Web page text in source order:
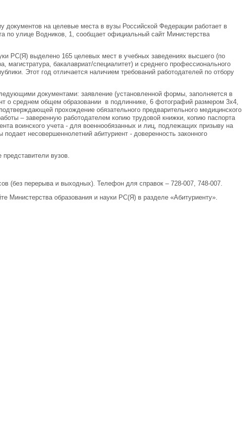
документов на целевые места в вузы Российской Федерации работает в
по улице Водников, 1, сообщает официальный сайт Министерства
РС(Я) выделено 165 целевых мест в учебных заведениях высшего (по
магистратура, бакалавриат/специалитет) и среднего профессионального
Этот год отличается наличием требований работодателей по отбору
документами: заявление (установленной формы, заполняется в
о среднем общем образовании в подлиннике, 6 фотографий размером 3х4,
прохождение обязательного предварительного медицинского
– заверенную работодателем копию трудовой книжки, копию паспорта
воинского учета - для военнообязанных и лиц, подлежащих призыву на
несовершеннолетний абитуриент - доверенность законного
вузов.
(без перерыва и выходных). Телефон для справок – 728-007, 748-007.
Министерства образования и науки РС(Я) в разделе «Абитуриенту».